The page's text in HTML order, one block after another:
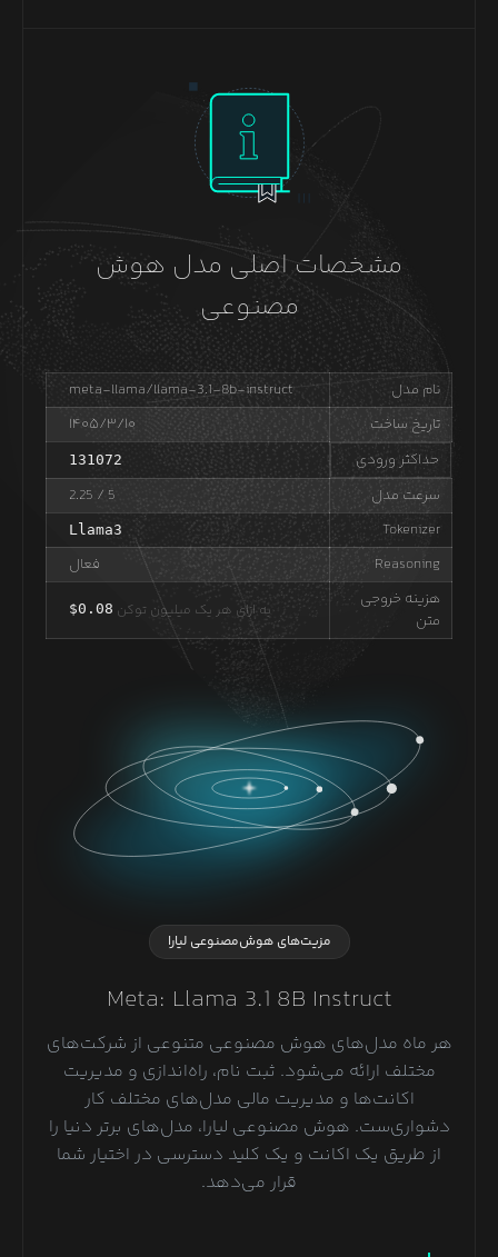
مشخصات اصلی مدل هوش
مصنوعی
نام مدل
meta-llama/llama-3.1-8b-instruct
تاریخ ساخت
۱۴۰۵/۳/۱۰
حداکثر ورودی
131072
سرعت مدل 2.25 / 5
Tokenizer
Llama3
Reasoning
فعال
هزینه خروجی
متن
$0.08 به ازای هر یک میلیون توکن
مزیت‌های هوش‌مصنوعی لیارا
Meta: Llama 3.1 8B Instruct
هر ماه مدل‌های هوش مصنوعی متنوعی از شرکت‌های
مختلف ارائه می‌شود. ثبت نام، راه‌اندازی و مدیریت
اکانت‌ها و مدیریت مالی مدل‌های مختلف کار
دشواری‌ست. هوش مصنوعی لیارا، مدل‌های برتر دنیا را
از طریق یک اکانت و یک کلید دسترسی در اختیار شما
قرار می‌دهد.